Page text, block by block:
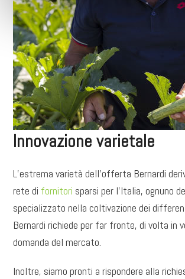
Innovazione varietale
L’estrema varietà dell’offerta Bernardi
rete di fornitori sparsi per l’Italia, ognuno
specializzato nella coltivazione dei
Bernardi richiede per far fronte, di volta in
domanda del mercato.
Inoltre, siamo pronti a rispondere alla